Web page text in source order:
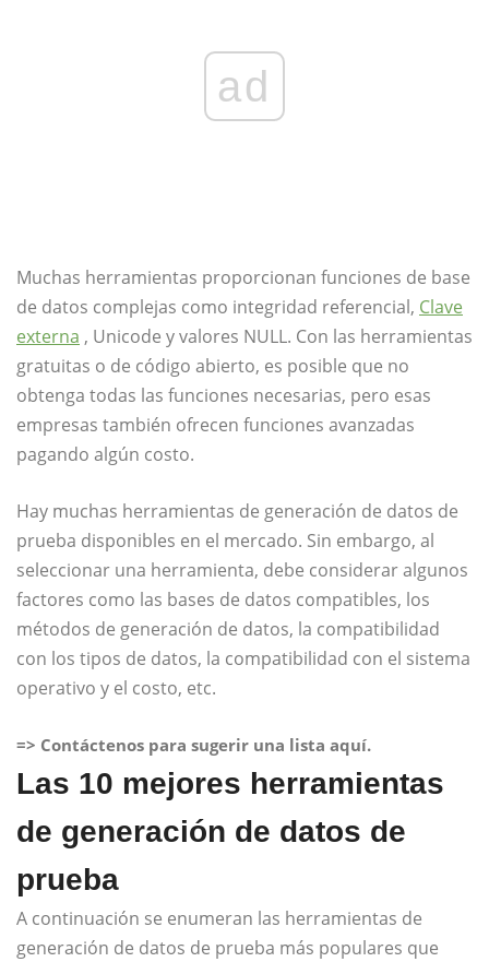
ad
Muchas herramientas proporcionan funciones de base
de datos complejas como integridad referencial, Clave
externa , Unicode y valores NULL. Con las herramientas
gratuitas o de código abierto, es posible que no
obtenga todas las funciones necesarias, pero esas
empresas también ofrecen funciones avanzadas
pagando algún costo.
Hay muchas herramientas de generación de datos de
prueba disponibles en el mercado. Sin embargo, al
seleccionar una herramienta, debe considerar algunos
factores como las bases de datos compatibles, los
métodos de generación de datos, la compatibilidad
con los tipos de datos, la compatibilidad con el sistema
operativo y el costo, etc.
=> Contáctenos para sugerir una lista aquí.
Las 10 mejores herramientas
de generación de datos de
prueba
A continuación se enumeran las herramientas de
generación de datos de prueba más populares que